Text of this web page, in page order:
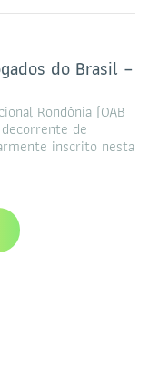
do Brasil –
Rondônia (OAB
de
inscrito nesta